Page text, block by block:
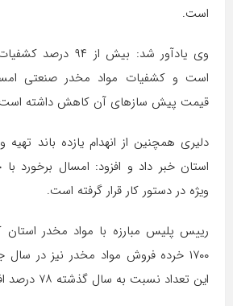
است.
وی یادآور شد: بیش
است و کشفیات مواد مخدر صنعتی
قیمت پیش سازهای آن کاهش داشته
دلیری همچنین از انهدام یازده باند
استان خبر داد و افزود: امسال برخورد
ویژه در دستور کار قرار گرفته است.
رییس پلیس مبارزه با مواد مخدر استان
۱۷۰۰ خرده فروش مواد مخدر نیز در
این تعداد نسبت به سال گذشته ۷۸ درصد افزایش داشته است.